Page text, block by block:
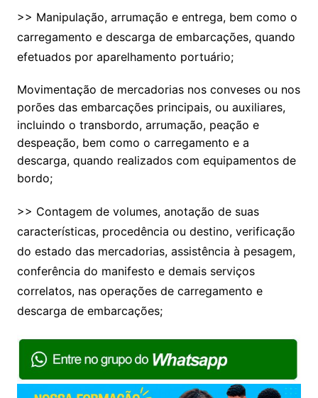
>> Manipulação, arrumação e entrega, bem como o
carregamento e descarga de embarcações, quando
efetuados por aparelhamento portuário;
Movimentação de mercadorias nos conveses ou nos
porões das embarcações principais, ou auxiliares,
incluindo o transbordo, arrumação, peação e
despeação, bem como o carregamento e a
descarga, quando realizados com equipamentos de
bordo;
>> Contagem de volumes, anotação de suas
características, procedência ou destino, verificação
do estado das mercadorias, assistência à pesagem,
conferência do manifesto e demais serviços
correlatos, nas operações de carregamento e
descarga de embarcações;